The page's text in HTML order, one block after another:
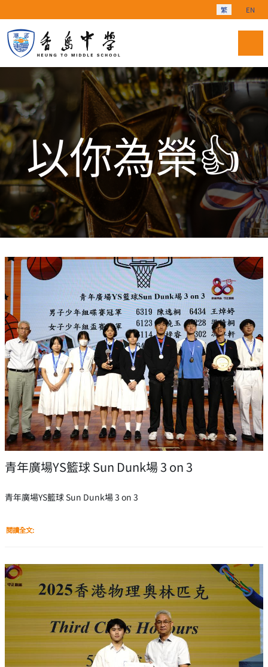
選擇你的語言
繁 EN
以你為榮👍
青年廣場YS籃球 Sun Dunk場 3 on 3
青年廣場YS籃球 Sun Dunk場 3 on 3
閱讀全文: